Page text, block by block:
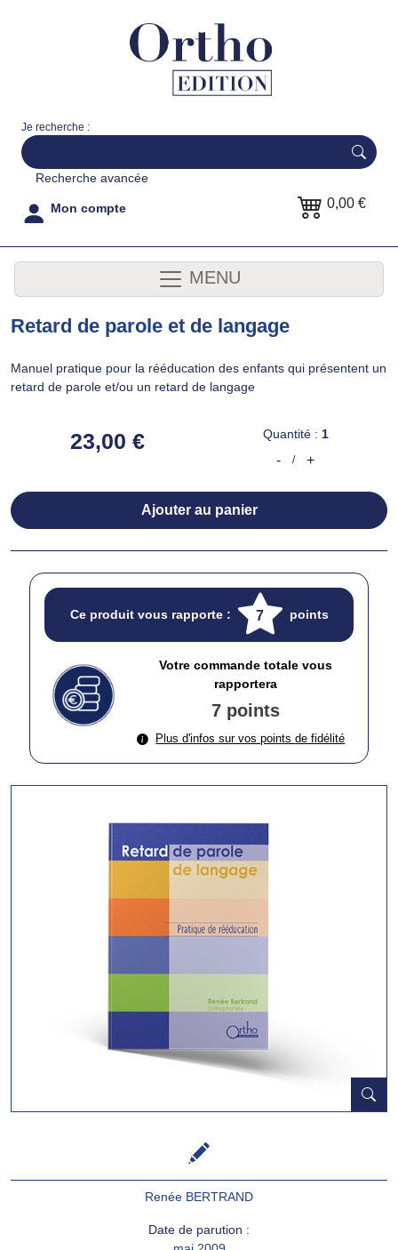
Je recherche :
Recherche avancée
Mon compte 0,00 €
MENU
Retard de parole et de langage
Manuel pratique pour la rééducation des enfants qui présentent un
retard de parole et/ou un retard de langage
23,00 € Quantité : 1
- / +
Ajouter au panier
Ce produit vous rapporte : 7 points
Votre commande totale vous
rapportera
7 points
Plus d'infos sur vos points de fidélité
Renée BERTRAND
Date de parution :